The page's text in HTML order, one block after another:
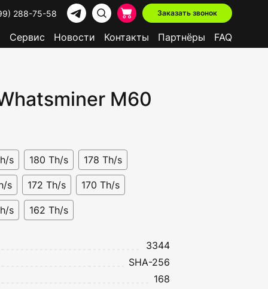
288-75-58 Заказать звонок
Сервис Новости Контакты Партнёры FAQ
Доступно в лизинг
M60
s 180 Th/s 178 Th/s
s 172 Th/s 170 Th/s
s 162 Th/s
3344
SHA-256
168